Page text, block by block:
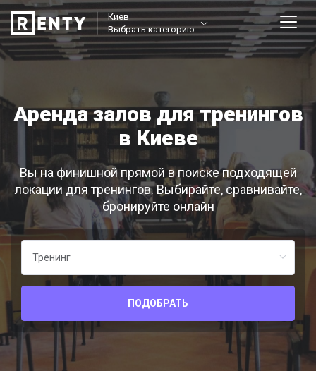
Киев
Выбрать категорию
Аренда залов для тренингов
в Киеве
Вы на финишной прямой в поиске подходящей
локации для тренингов. Выбирайте, сравнивайте,
бронируйте онлайн
ПОДОБРАТЬ